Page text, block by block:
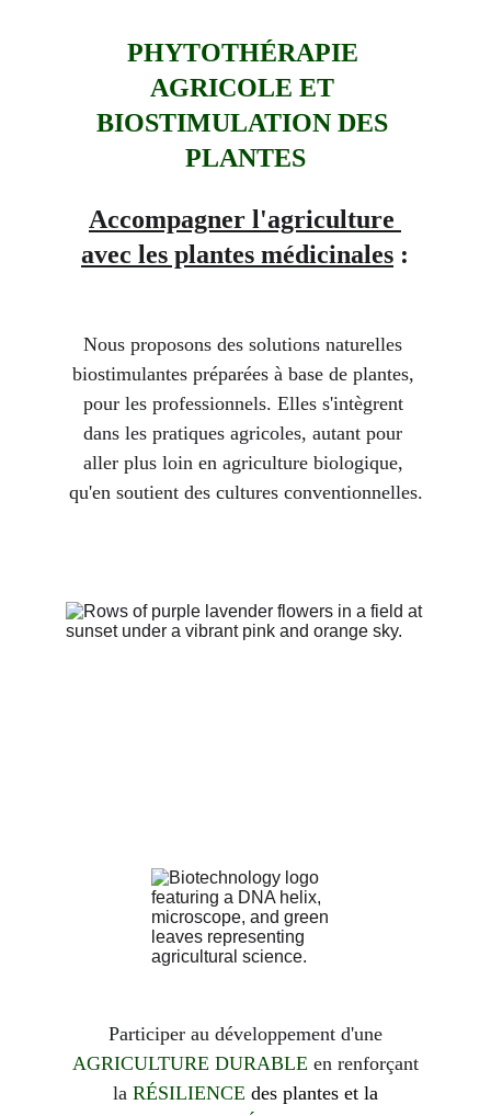
PHYTOTHÉRAPIE
AGRICOLE ET
BIOSTIMULATION DES
PLANTES
Nous proposons des solutions naturelles
biostimulantes préparées à base de plantes,
pour les professionnels. Elles s'intègrent
dans les pratiques agricoles, autant pour
aller plus loin en agriculture biologique,
qu'en soutient des cultures conventionnelles.
Accompagner l'agriculture
avec les plantes médicinales :
Participer au développement d'une
AGRICULTURE DURABLE en renforçant
la RÉSILIENCE des plantes et la